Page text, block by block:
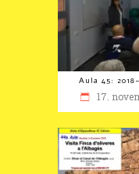
Aula 45:
17.